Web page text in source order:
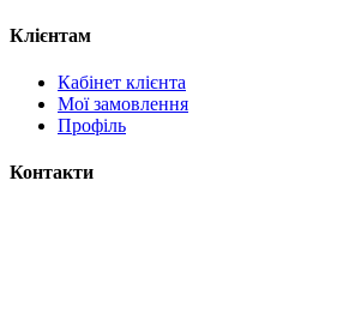
Клієнтам
Кабінет клієнта
Мої замовлення
Профіль
Контакти